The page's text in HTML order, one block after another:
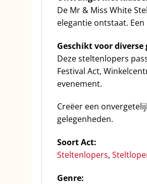
De Mr & Miss White
elegantie ontstaat.
Geschikt voor
Deze steltenlopers
Festival Act,
evenement.
Creëer een
gelegenheden.
Soort Act:
Steltenlopers,
Genre: